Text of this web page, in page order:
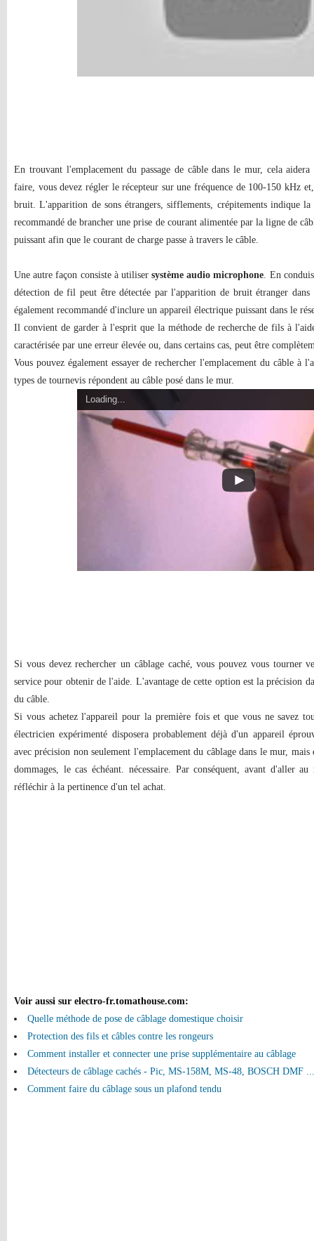
En trouvant l'emplacement du passage de câble dans le mur, cela
faire, vous devez régler le récepteur sur une fréquence de 100-150 kHz
bruit. L'apparition de sons étrangers, sifflements, crépitements indique
recommandé de brancher une prise de courant alimentée par la ligne de
puissant afin que le courant de charge passe à travers le câble.
Une autre façon consiste à utilisersystème audio microphone. En
détection de fil peut être détectée par l'apparition de bruit étranger
également recommandé d'inclure un appareil électrique puissant dans le
Il convient de garder à l'esprit que la méthode de recherche de fils à
caractérisée par une erreur élevée ou, dans certains cas, peut être
Vous pouvez également essayer de rechercher l'emplacement du câble à
types de tournevis répondent au câble posé dans le mur.
Loading...
Si vous devez rechercher un câblage caché, vous pouvez vous tourner
service pour obtenir de l'aide. L'avantage de cette option est la précision
du câble.
Si vous achetez l'appareil pour la première fois et que vous ne savez
électricien expérimenté disposera probablement déjà d'un appareil
avec précision non seulement l'emplacement du câblage dans le mur, mais
dommages, le cas échéant. nécessaire. Par conséquent, avant d'aller
réfléchir à la pertinence d'un tel achat.
Voir aussi sur electro-fr.tomathouse.com:
Quelle méthode de pose de câblage domestique choisir
Protection des fils et câbles contre les rongeurs
Comment installer et connecter une prise supplémentaire au câblage
Détecteurs de câblage cachés - Pic, MS-158M, MS-48, BOSCH DMF ...
Comment faire du câblage sous un plafond tendu